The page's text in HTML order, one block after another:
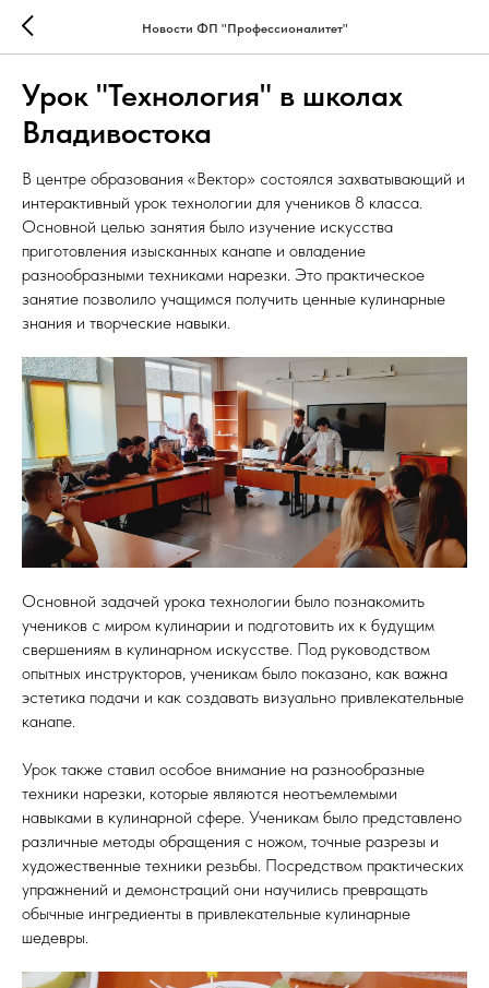
Новости ФП "Профессионалитет"
Урок "Технология" в школах
Владивостока
В центре образования «Вектор» состоялся захватывающий и
интерактивный урок технологии для учеников 8 класса.
Основной целью занятия было изучение искусства
приготовления изысканных канапе и овладение
разнообразными техниками нарезки. Это практическое
занятие позволило учащимся получить ценные кулинарные
знания и творческие навыки.
Основной задачей урока технологии было познакомить
учеников с миром кулинарии и подготовить их к будущим
свершениям в кулинарном искусстве. Под руководством
опытных инструкторов, ученикам было показано, как важна
эстетика подачи и как создавать визуально привлекательные
канапе.
Урок также ставил особое внимание на разнообразные
техники нарезки, которые являются неотъемлемыми
навыками в кулинарной сфере. Ученикам было представлено
различные методы обращения с ножом, точные разрезы и
художественные техники резьбы. Посредством практических
упражнений и демонстраций они научились превращать
обычные ингредиенты в привлекательные кулинарные
шедевры.